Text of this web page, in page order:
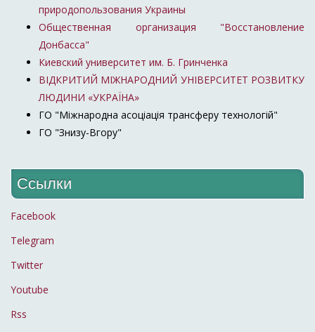
природопользования Украины
Общественная организация "Восстановление
Донбасса"
Киевский университет им. Б. Гринченка
ВІДКРИТИЙ МІЖНАРОДНИЙ УНІВЕРСИТЕТ РОЗВИТКУ
ЛЮДИНИ «УКРАЇНА»
ГО "Міжнародна асоціація трансферу технологій"
ГО "Знизу-Вгору"
Ссылки
Facebook
Telegram
Twitter
Youtube
Rss